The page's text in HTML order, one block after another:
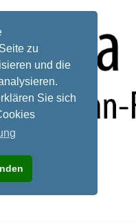
zu
und die
Sie sich